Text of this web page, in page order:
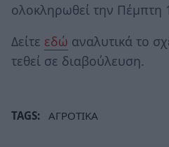
ολοκληρωθεί την Πέμπτη
Δείτε εδώ αναλυτικά το
τεθεί σε διαβούλευση.
TAGS: ΑΓΡΟΤΙΚΑ